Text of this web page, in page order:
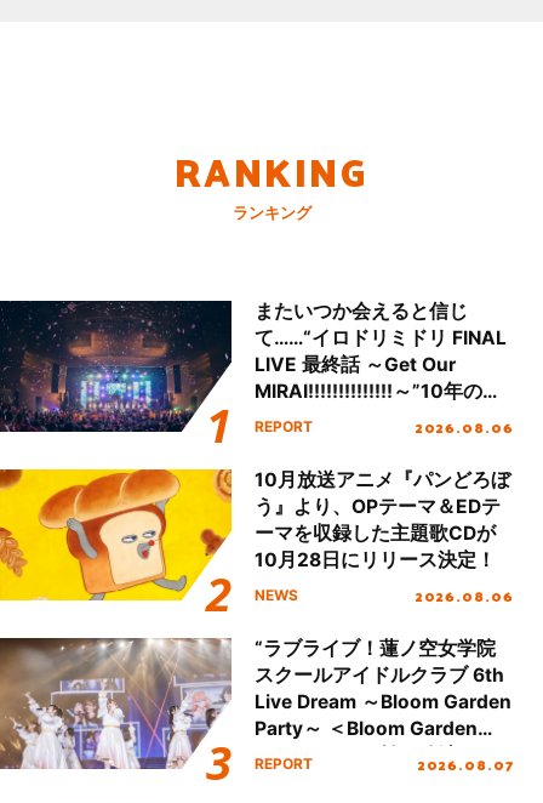
RANKING
ランキング
またいつか会えると信じ
て……“イロドリミドリ FINAL
LIVE 最終話 ～Get Our
MIRAI!!!!!!!!!!!!!!～”10年の活
動を経てファイナルを迎える
REPORT 2026.08.06
10月放送アニメ『パンどろぼ
う』より、OPテーマ＆EDテ
ーマを収録した主題歌CDが
10月28日にリリース決定！
NEWS 2026.08.06
“ラブライブ！蓮ノ空女学院
スクールアイドルクラブ 6th
Live Dream ～Bloom Garden
Party～ ＜Bloom Garden
Party Stage／埼玉公演＞”
REPORT 2026.08.07